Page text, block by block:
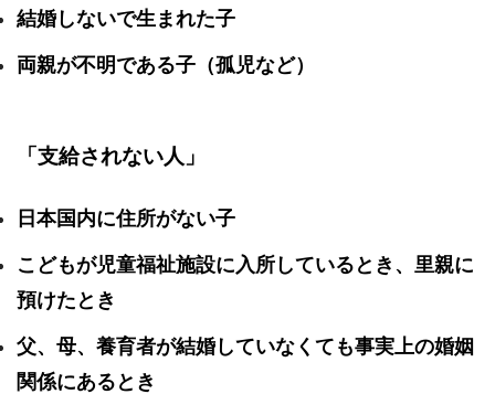
結婚しないで生まれた子
両親が不明である子（孤児など）
「支給されない人」
日本国内に住所がない子
こどもが児童福祉施設に入所しているとき、里親に
預けたとき
父、母、養育者が結婚していなくても事実上の婚姻
関係にあるとき